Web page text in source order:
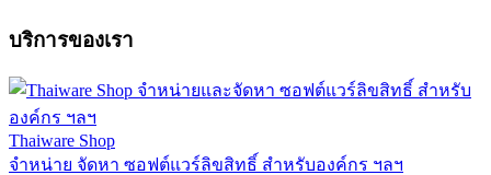
บริการของเรา
Thaiware Shop
จำหน่าย จัดหา ซอฟต์แวร์ลิขสิทธิ์ สำหรับองค์กร ฯลฯ